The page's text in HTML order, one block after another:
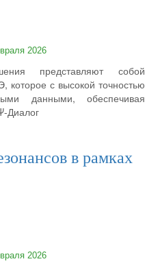
2026
представляют собой
которое с высокой точностью
данными, обеспечивая
Диалог
в рамках
2026